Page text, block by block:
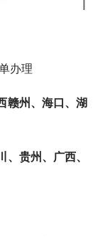
办理
赣州、海口、湖
贵州、广西、